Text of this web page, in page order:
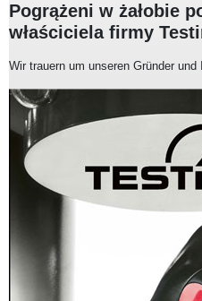
Pogrążeni w żałobie
właściciela firmy
Wir trauern um unseren Gründer